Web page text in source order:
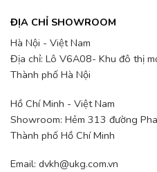
ĐỊA CHỈ SHOWROOM
Hà Nội - Việt Nam
Địa chỉ: Lô V6A08- Khu đô thị
Thành phố Hà Nội
Hồ Chí Minh - Việt Nam
Showroom: Hẻm 313 đường
Thành phố Hồ Chí Minh
Email: dvkh@ukg.com.vn